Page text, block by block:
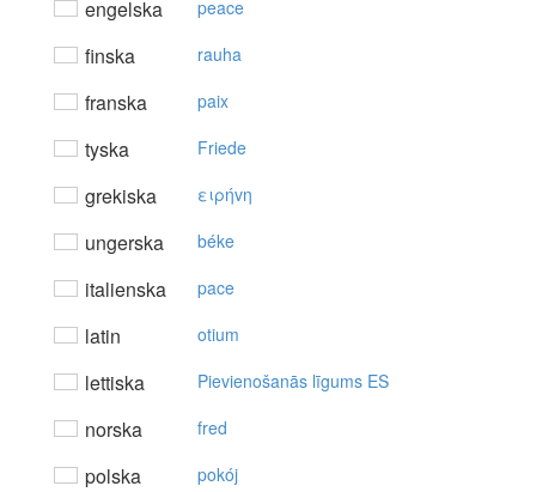
engelska peace
finska rauha
franska paix
tyska Friede
grekiska ειρήvη
ungerska béke
italienska pace
latin otium
lettiska Pievienošanās līgums ES
norska fred
polska pokój